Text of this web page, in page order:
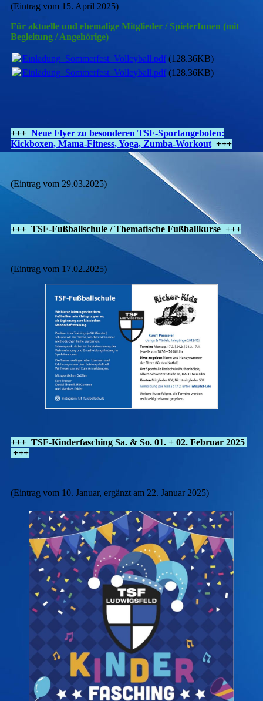
(Eintrag vom 15. April 2025)
Für aktuelle und ehemalige Mitglieder / SpielerInnen (mit
Begleitung / Angehörige)
Einladung_Sommerfest_Volleyball.pdf(128.36KB)
Einladung_Sommerfest_Volleyball.pdf(128.36KB)
+++ Neue Flyer zu besonderen TSF-Sportangeboten:
Kickboxen, Mama-Fitness, Yoga, Zumba-Workout+++
(Eintrag vom 29.03.2025)
+++ TSF-Fußballschule / Thematische Fußballkurse +++
(Eintrag vom 17.02.2025)
+++ TSF-Kinderfasching Sa. & So. 01. + 02. Februar 2025
+++
(Eintrag vom 10. Januar, ergänzt am 22. Januar 2025)